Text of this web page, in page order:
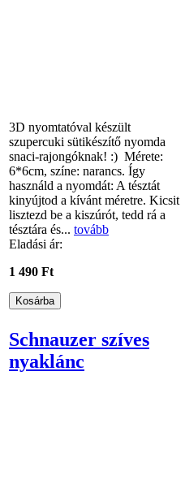
3D nyomtatóval készült
szupercuki sütikészítő nyomda
snaci-rajongóknak! :) Mérete:
6*6cm, színe: narancs. Így
használd a nyomdát: A tésztát
kinyújtod a kívánt méretre. Kicsit
lisztezd be a kiszúrót, tedd rá a
tésztára és... tovább
Eladási ár:
1 490 Ft
Schnauzer szíves
nyaklánc